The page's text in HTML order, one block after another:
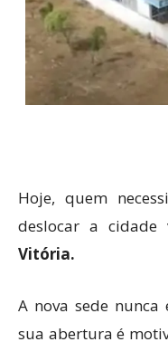
Hoje, quem
deslocar a cidade
Vitória.
A nova sede
sua abertura é